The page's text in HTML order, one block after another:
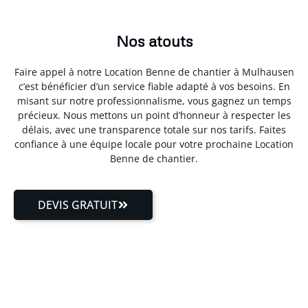
Nos atouts
Faire appel à notre Location Benne de chantier à Mulhausen
c’est bénéficier d’un service fiable adapté à vos besoins. En
misant sur notre professionnalisme, vous gagnez un temps
précieux. Nous mettons un point d’honneur à respecter les
délais, avec une transparence totale sur nos tarifs. Faites
confiance à une équipe locale pour votre prochaine Location
Benne de chantier.
DEVIS GRATUIT